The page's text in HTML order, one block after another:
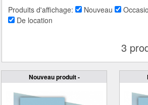
Produits d'affichage: Nouveau
De location
3
Nouveau produit -